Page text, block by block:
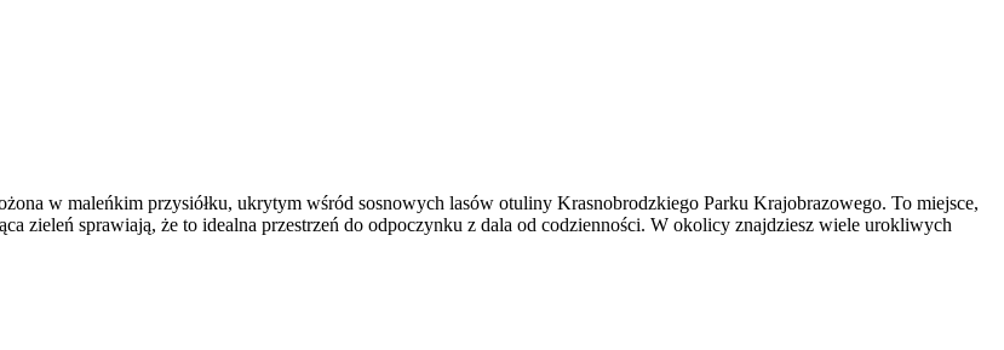
w maleńkim przysiółku, ukrytym wśród sosnowych lasów otuliny Krasnobrodzkiego Parku Krajobrazowego. To miejsce,
zieleń sprawiają, że to idealna przestrzeń do odpoczynku z dala od codzienności. W okolicy znajdziesz wiele urokliwych